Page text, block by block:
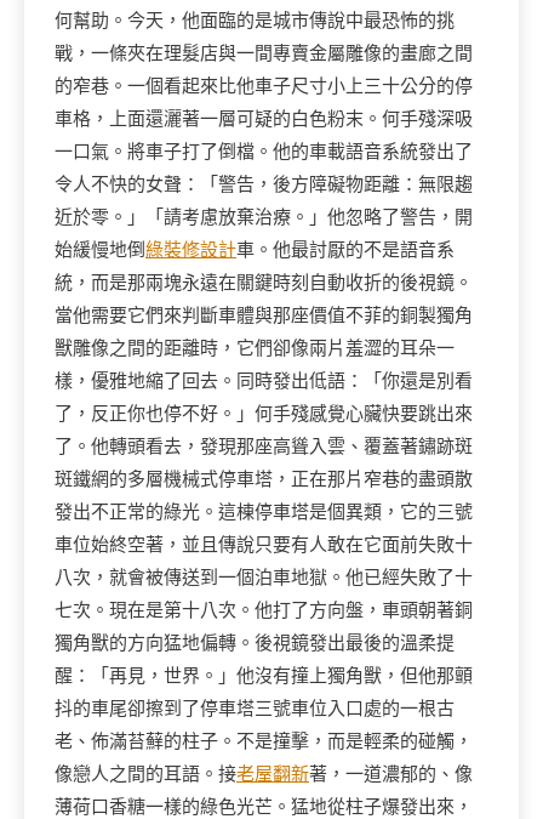
何幫助。今天，他面臨的是城市傳說中最恐怖的挑
戰，一條夾在理髮店與一間專賣金屬雕像的畫廊之間
的窄巷。一個看起來比他車子尺寸小上三十公分的停
車格，上面還灑著一層可疑的白色粉末。何手殘深吸
一口氣。將車子打了倒檔。他的車載語音系統發出了
令人不快的女聲：「警告，後方障礙物距離：無限趨
近於零。」「請考慮放棄治療。」他忽略了警告，開
始緩慢地倒綠裝修設計車。他最討厭的不是語音系
統，而是那兩塊永遠在關鍵時刻自動收折的後視鏡。
當他需要它們來判斷車體與那座價值不菲的銅製獨角
獸雕像之間的距離時，它們卻像兩片羞澀的耳朵一
樣，優雅地縮了回去。同時發出低語：「你還是別看
了，反正你也停不好。」何手殘感覺心臟快要跳出來
了。他轉頭看去，發現那座高聳入雲、覆蓋著鏽跡斑
斑鐵網的多層機械式停車塔，正在那片窄巷的盡頭散
發出不正常的綠光。這棟停車塔是個異類，它的三號
車位始終空著，並且傳說只要有人敢在它面前失敗十
八次，就會被傳送到一個泊車地獄。他已經失敗了十
七次。現在是第十八次。他打了方向盤，車頭朝著銅
獨角獸的方向猛地偏轉。後視鏡發出最後的溫柔提
醒：「再見，世界。」他沒有撞上獨角獸，但他那顫
抖的車尾卻擦到了停車塔三號車位入口處的一根古
老、佈滿苔蘚的柱子。不是撞擊，而是輕柔的碰觸，
像戀人之間的耳語。接老屋翻新著，一道濃郁的、像
薄荷口香糖一樣的綠色光芒。猛地從柱子爆發出來，